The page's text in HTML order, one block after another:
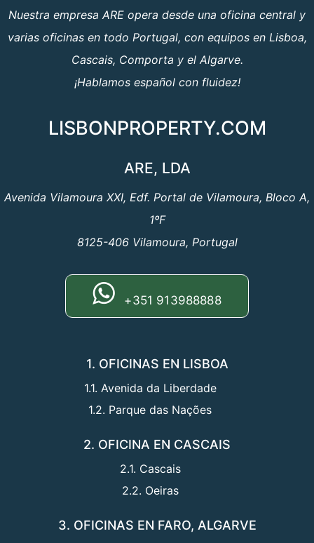
Nuestra empresa ARE opera desde una oficina central y
varias oficinas en todo Portugal, con equipos en Lisboa,
Cascais, Comporta y el Algarve.
¡Hablamos español con fluidez!
LISBONPROPERTY.COM
ARE, LDA
Avenida Vilamoura XXI, Edf. Portal de Vilamoura, Bloco A,
1ºF
8125-406 Vilamoura, Portugal
+351 913988888
1. OFICINAS EN LISBOA
1.1. Avenida da Liberdade
1.2. Parque das Nações
2. OFICINA EN CASCAIS
2.1. Cascais
2.2. Oeiras
3. OFICINAS EN FARO, ALGARVE